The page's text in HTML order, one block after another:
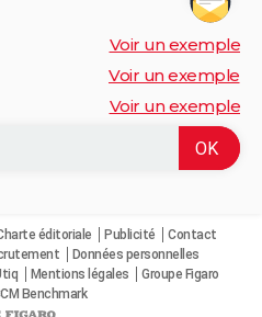
Voir un exemple
Voir un exemple
Voir un exemple
éditoriale Publicité
Contact
Données personnelles
Mentions légales
Groupe Figaro
Benchmark